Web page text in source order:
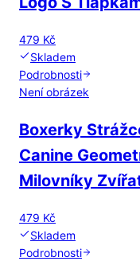
479 Kč
Skladem
Podrobnosti
Není obrázek
Boxerky
Canine
Milovníky
479 Kč
Skladem
Podrobnosti